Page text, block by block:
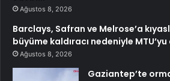
Ağustos 8, 2026
Barclays, Safran ve Melrose’a
büyüme kaldıracı nedeniyle
Ağustos 8, 2026
Gaziantep’te